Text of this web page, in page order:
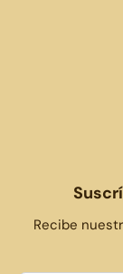
Recibe